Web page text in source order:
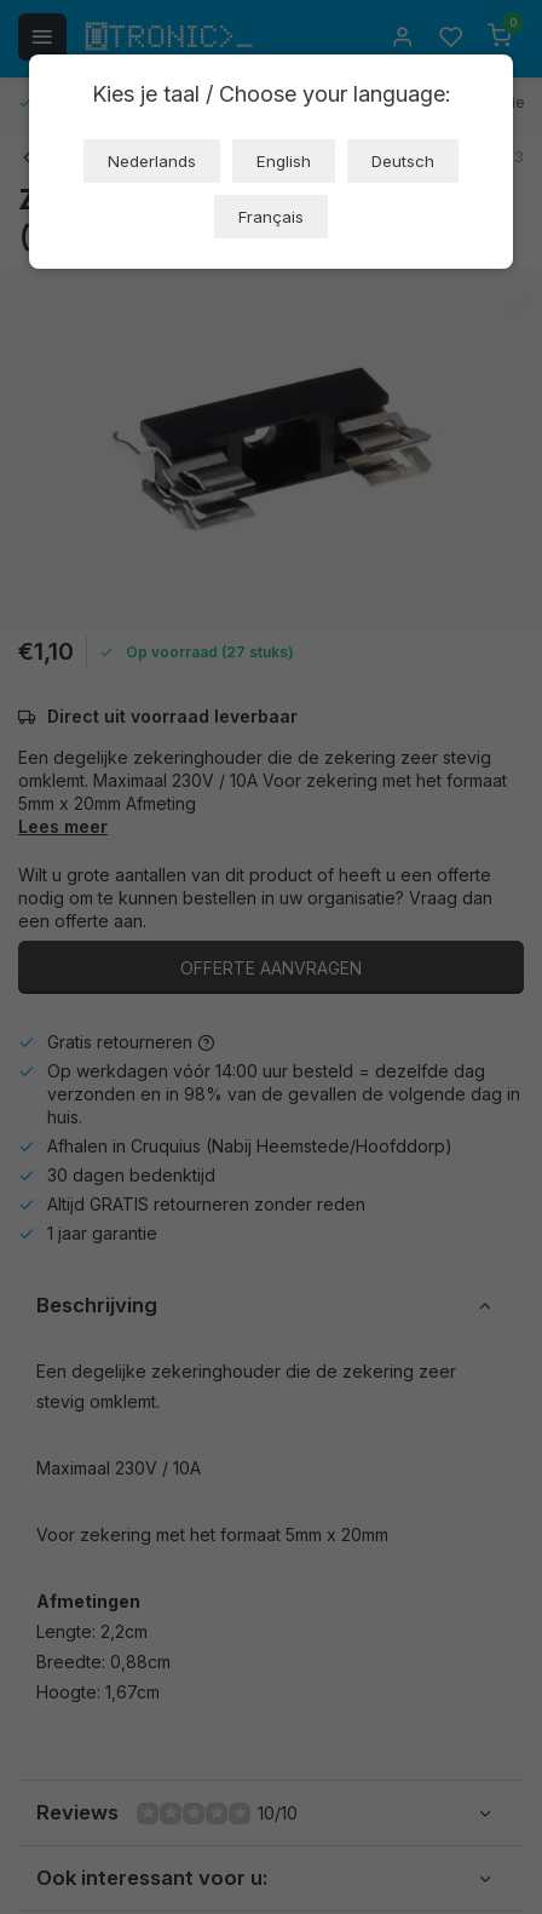
0
Gratis retourneren 30 dagen bedenktijd 1 jaar garantie
Art: XS086 EAN: 8721244301303
Zekeringhouder 20mm 250V
(OT6471)
€1,10 Op voorraad (27 stuks)
Direct uit voorraad leverbaar
Een degelijke zekeringhouder die de zekering zeer stevig
omklemt. Maximaal 230V / 10A Voor zekering met het formaat
5mm x 20mm Afmeting
Lees meer
Wilt u grote aantallen van dit product of heeft u een offerte
nodig om te kunnen bestellen in uw organisatie? Vraag dan
een offerte aan.
OFFERTE AANVRAGEN
Gratis retourneren
Op werkdagen vóór 14:00 uur besteld = dezelfde dag
verzonden en in 98% van de gevallen de volgende dag in
huis.
Afhalen in Cruquius (Nabij Heemstede/Hoofddorp)
30 dagen bedenktijd
Altijd GRATIS retourneren zonder reden
1 jaar garantie
Beschrijving
Een degelijke zekeringhouder die de zekering zeer
stevig omklemt.
Maximaal 230V / 10A
Voor zekering met het formaat 5mm x 20mm
Afmetingen
Lengte: 2,2cm
Breedte: 0,88cm
Hoogte: 1,67cm
Reviews 10/10
Ook interessant voor u:
Kies je taal / Choose your language:
Nederlands English Deutsch
Français